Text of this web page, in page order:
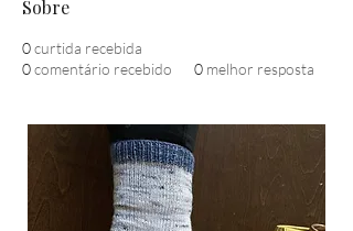
Sobre
0curtida recebida
0comentário recebido 0 melhor resposta